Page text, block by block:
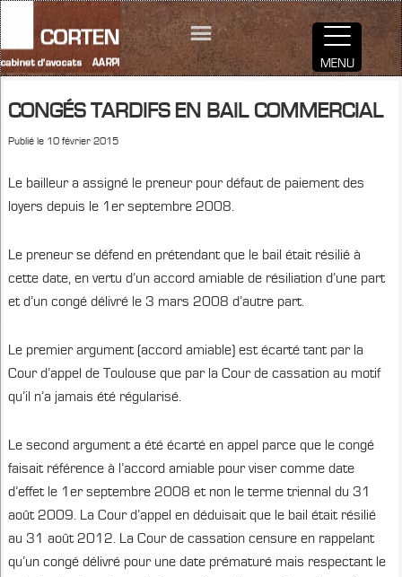
CONGÉS TARDIFS EN BAIL COMMERCIAL
Publié le 10 février 2015
Le bailleur a assigné le preneur pour défaut de paiement des
loyers depuis le 1er septembre 2008.
Le preneur se défend en prétendant que le bail était résilié à
cette date, en vertu d’un accord amiable de résiliation d’une part
et d’un congé délivré le 3 mars 2008 d’autre part.
Le premier argument (accord amiable) est écarté tant par la
Cour d’appel de Toulouse que par la Cour de cassation au motif
qu’il n’a jamais été régularisé.
Le second argument a été écarté en appel parce que le congé
faisait référence à l’accord amiable pour viser comme date
d’effet le 1er septembre 2008 et non le terme triennal du 31
août 2009. La Cour d’appel en déduisait que le bail était résilié
au 31 août 2012. La Cour de cassation censure en rappelant
qu’un congé délivré pour une date prématuré mais respectant le
MENU